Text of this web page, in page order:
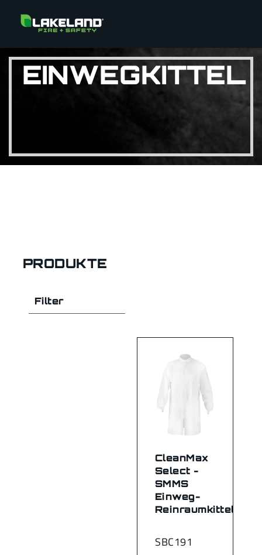
EINWEGKITTEL
PRODUKTE
Filter
SBC191
CleanMax
Select -
SMMS
Einweg-
Reinraumkittel